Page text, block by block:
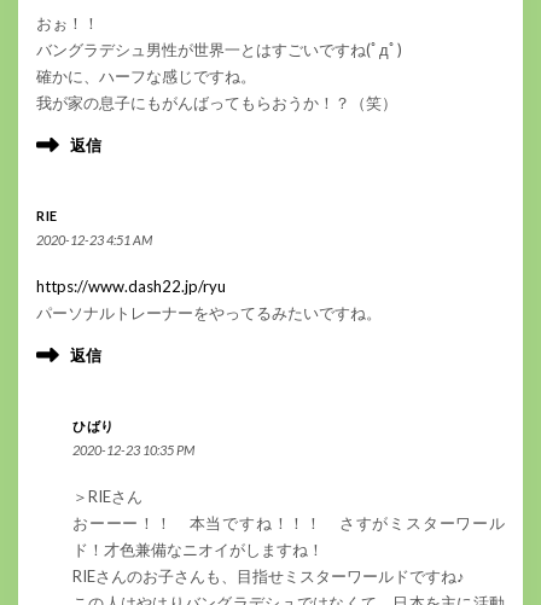
おぉ！！
バングラデシュ男性が世界一とはすごいですね(ﾟдﾟ)
確かに、ハーフな感じですね。
我が家の息子にもがんばってもらおうか！？（笑）
返信
RIE
2020-12-23 4:51 AM
https://www.dash22.jp/ryu
パーソナルトレーナーをやってるみたいですね。
返信
ひばり
2020-12-23 10:35 PM
＞RIEさん
おーーー！！ 本当ですね！！！ さすがミスターワール
ド！才色兼備なニオイがしますね！
RIEさんのお子さんも、目指せミスターワールドですね♪